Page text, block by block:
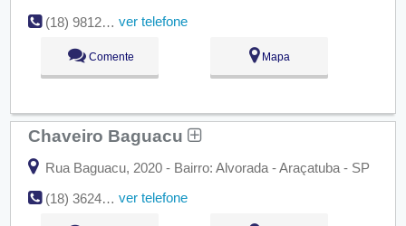
(18) 98121-4725
ver telefone
Comente Mapa
Chaveiro Baguacu
Rua Baguacu, 2020 - Bairro: Alvorada - Araçatuba - SP
(18) 3624-3553
ver telefone